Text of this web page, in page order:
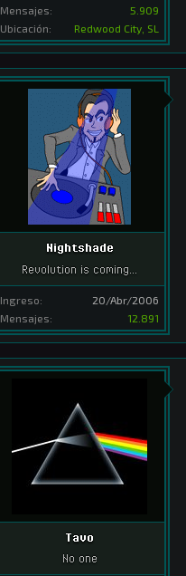
Mensajes:
5.909
Ubicación:
Redwood City, SL
Nightshade
Revolution is coming...
Ingreso:
20/Abr/2006
Mensajes:
12.891
Tavo
No one